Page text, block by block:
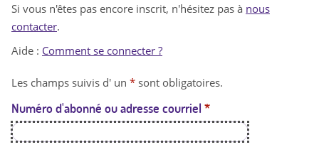
n
t
a
Si vous n'êtes pas encore inscrit, n'hésitez pas à nous
contacter.
Aide : Comment se connecter ?
Les champs suivis d' un * sont obligatoires.
Numéro d'abonné ou adresse courriel *